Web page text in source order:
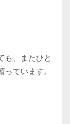
も、またひと
ています。